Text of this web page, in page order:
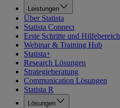
Leistungen
Über Statista
Statista Connect
Erste Schritte und Hilfebereich
Webinar & Training Hub
Statista+
Research Lösungen
Strategieberatung
Communication Lösungen
Statista R
Lösungen